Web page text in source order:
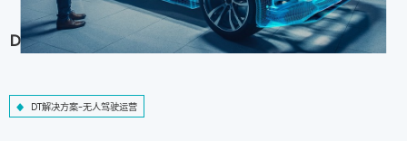
DT解决方案-无人驾驶运营
DT解决方案-无人驾驶运营